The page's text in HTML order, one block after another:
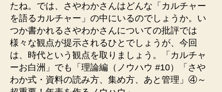
たね。では、さやわかさんはどんな「カルチャー
を語るカルチャー」の中にいるのでしょうか。い
つか書かれるさやわかさんについての批評では
様々な観点が提示されるひとでしょうが、今回
は、時代という観点を取りましょう。「カルチャ
ーお白洲」でも「理論編（ノウハウ #10）「さや
わか式・資料の読み方、集め方、あと管理」④～